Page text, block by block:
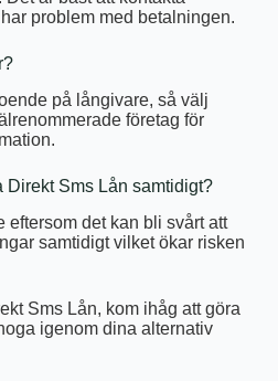
problem med betalningen.
på långivare, så välj
företag för
Direkt Sms Lån samtidigt?
eftersom det kan bli svårt att
samtidigt vilket ökar risken
Sms Lån, kom ihåg att göra
igenom dina alternativ